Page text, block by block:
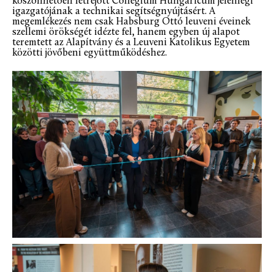
igazgatójának a technikai segítségnyújtásért. A
megemlékezés nem csak Habsburg Ottó leuveni éveinek
szellemi örökségét idézte fel, hanem egyben új alapot
teremtett az Alapítvány és a Leuveni Katolikus Egyetem
közötti jövőbeni együttműködéshez.